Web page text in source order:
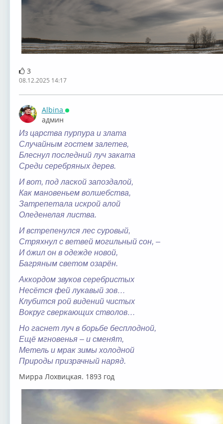
3
08.12.2025 14:17
Albina
Онлайн
админ
Из царства пурпура и злата
Случайным гостем залетев,
Блеснул последний луч заката
Среди серебряных дерев.
И вот, под лаской запоздалой,
Как мановеньем волшебства,
Затрепетала искрой алой
Оледенелая листва.
И встрепенулся лес суровый,
Стряхнул с ветвей могильный сон, –
И о́жил он в одежде новой,
Багряным светом озарён.
Аккордом звуков серебристых
Несётся фей лукавый зов…
Клубится рой видений чистых
Вокруг сверкающих стволов…
Но гаснет луч в борьбе бесплодной,
Ещё мгновенья – и сменя́т,
Метель и мрак зимы холодной
Природы призрачный наряд.
Мирра Лохвицкая. 1893 год